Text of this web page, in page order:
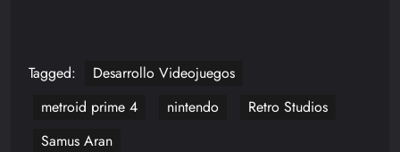
Tagged:
Desarrollo Videojuegos
metroid prime 4
nintendo
Retro Studios
Samus Aran